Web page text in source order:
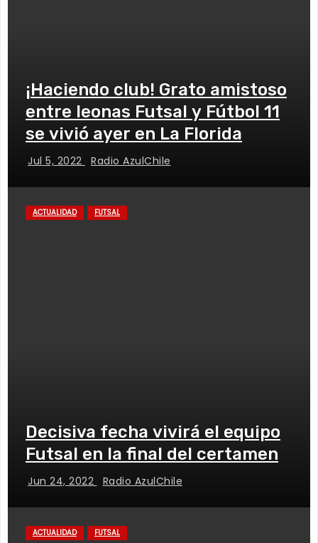
¡Haciendo club! Grato amistoso
entre leonas Futsal y Fútbol 11
se vivió ayer en La Florida
Jul 5, 2022 Radio AzulChile
ACTUALIDAD FUTSAL
Decisiva fecha vivirá el equipo
Futsal en la final del certamen
Jun 24, 2022 Radio AzulChile
ACTUALIDAD FUTSAL